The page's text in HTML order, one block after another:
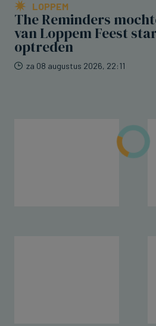
LOPPEM
The Reminders
van Loppem Feest
optreden
za 08 augustus 2026, 22:11